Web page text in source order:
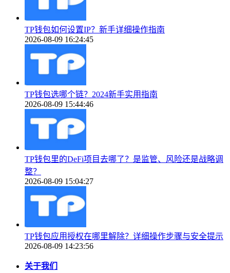
TP钱包如何设置IP？新手详细操作指南
2026-08-09 16:24:45
TP钱包选哪个链？2024新手实用指南
2026-08-09 15:44:46
TP钱包里的DeFi项目去哪了？是监管、风险还是战略调
整？
2026-08-09 15:04:27
TP钱包应用授权在哪里解除？详细操作步骤与安全提示
2026-08-09 14:23:56
关于我们